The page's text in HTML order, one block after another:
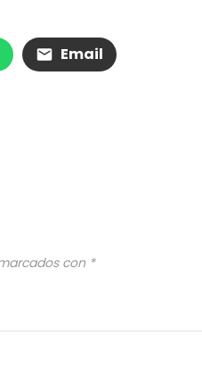
Email
con *